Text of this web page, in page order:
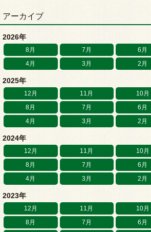
アーカイブ
2026年
8月 7月 6月
4月
3月 2月
2025年
12月 11月 10月
8月
7月 6月
4月
3月 2月
2024年
12月 11月 10月
8月
7月 6月
4月
3月 2月
2023年
12月 11月 10月
8月
7月 6月